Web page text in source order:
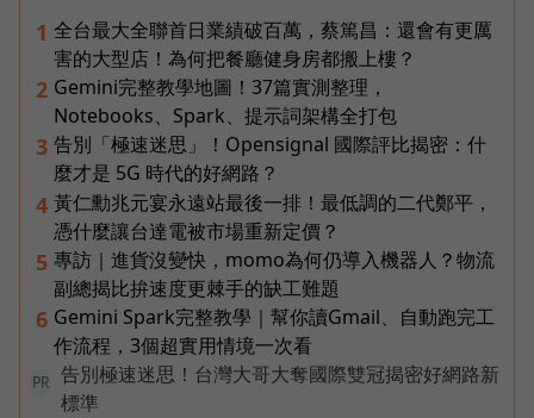
1 全台最大全聯首日業績破百萬，蔡篤昌：還會有更厲
害的大型店！為何把餐廳健身房都搬上樓？
2 Gemini完整教學地圖！37篇實測整理，
Notebooks、Spark、提示詞架構全打包
3 告別「極速迷思」！Opensignal 國際評比揭密：什
麼才是 5G 時代的好網路？
4 黃仁勳兆元宴永遠站最後一排！最低調的二代鄭平，
憑什麼讓台達電被市場重新定價？
5 專訪｜進貨沒變快，momo為何仍導入機器人？物流
副總揭比拚速度更棘手的缺工難題
6 Gemini Spark完整教學｜幫你讀Gmail、自動跑完工
作流程，3個超實用情境一次看
PR
告別極速迷思！台灣大哥大奪國際雙冠揭密好網路新
標準